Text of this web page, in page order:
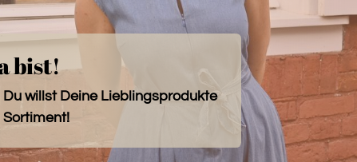
bist!
willst Deine Lieblingsprodukte